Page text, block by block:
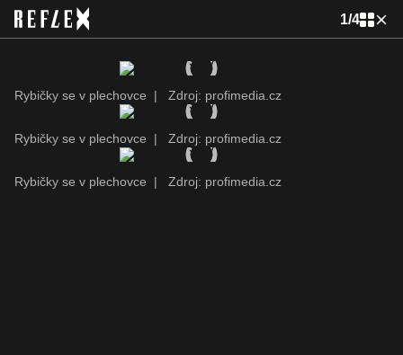
1/4
Rybičky se v plechovce | Zdroj: profimedia.cz
Rybičky se v plechovce | Zdroj: profimedia.cz
Rybičky se v plechovce | Zdroj: profimedia.cz